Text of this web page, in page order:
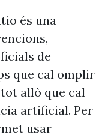
és una
de
que cal omplir
allò que cal
artificial. Per
usar